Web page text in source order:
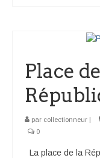
Place
par collectionneur |
0
La place de la